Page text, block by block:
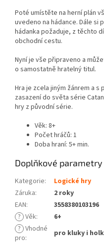
Poté umístěte na herní plán
uvedeno na hádance. Dále
hádanka požaduje, z těchto
obchodní cestu.
Nyní je vše připraveno a
o samostatně hratelný titul.
Hra je zcela jiným žánrem a
zasazení do světa série
hry z původní série.
Věk: 8+
Počet hráčů: 1
Doba hraní: 5+ min.
Doplňkové parametry
Kategorie:
Logické hry
Záruka:
2 roky
EAN:
3558380103196
? Věk:
6+
? Vhodné
pro:
pro kluky i